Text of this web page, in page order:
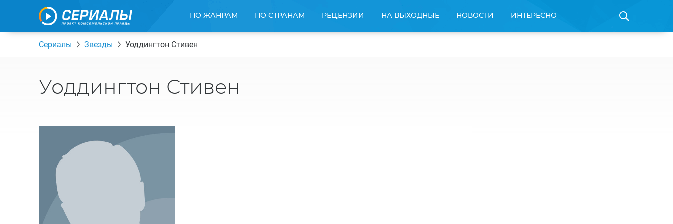
ПО ЖАНРАМ ПО СТРАНАМ РЕЦЕНЗИИ НА ВЫХОДНЫЕ НОВОСТИ ИНТЕРЕСНО
Сериалы Звезды Уоддингтон Стивен
Уоддингтон Стивен